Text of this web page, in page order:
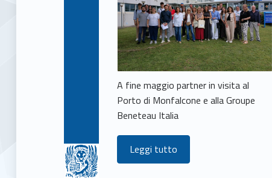
6
A fine maggio partner in visita al
Porto di Monfalcone e alla Groupe
Beneteau Italia
Leggi tutto